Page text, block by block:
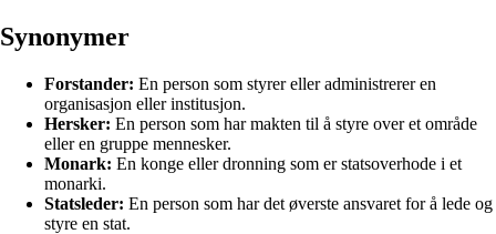
Synonymer
Forstander: En person som styrer eller administrerer en
organisasjon eller institusjon.
Hersker: En person som har makten til å styre over et område
eller en gruppe mennesker.
Monark: En konge eller dronning som er statsoverhode i et
monarki.
Statsleder: En person som har det øverste ansvaret for å lede og
styre en stat.